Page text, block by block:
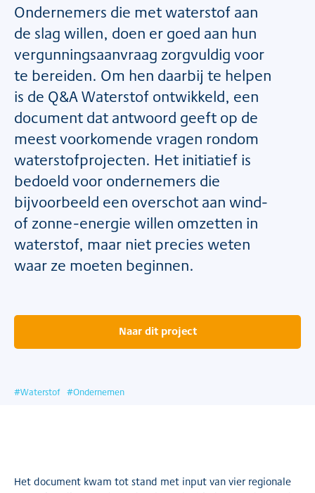
Ondernemers die met waterstof aan
de slag willen, doen er goed aan hun
vergunningsaanvraag zorgvuldig voor
te bereiden. Om hen daarbij te helpen
is de Q&A Waterstof ontwikkeld, een
document dat antwoord geeft op de
meest voorkomende vragen rondom
waterstofprojecten. Het initiatief is
bedoeld voor ondernemers die
bijvoorbeeld een overschot aan wind-
of zonne-energie willen omzetten in
waterstof, maar niet precies weten
waar ze moeten beginnen.
Naar dit project
#Waterstof #Ondernemen
Het document kwam tot stand met input van vier regionale